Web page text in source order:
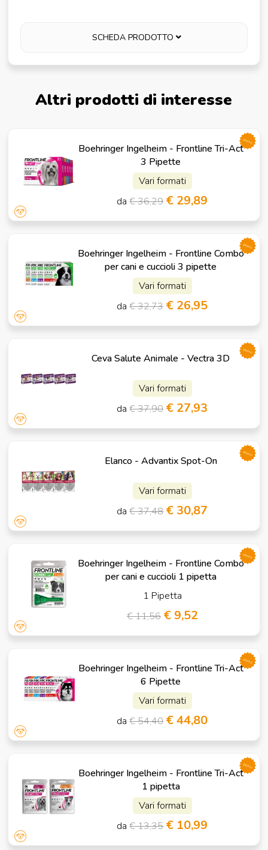
SCHEDA PRODOTTO
Altri prodotti di interesse
Boehringer Ingelheim - Frontline Tri-Act
3 Pipette
Vari formati
da€ 36,29 € 29,89
promo
Boehringer Ingelheim - Frontline Combo
per cani e cuccioli 3 pipette
Vari formati
da€ 32,73 € 26,95
promo
Ceva Salute Animale - Vectra 3D
Vari formati
da€ 37,90 € 27,93
promo
Elanco - Advantix Spot-On
Vari formati
da€ 37,48 € 30,87
promo
Boehringer Ingelheim - Frontline Combo
per cani e cuccioli 1 pipetta
1 Pipetta
€ 11,56 € 9,52
promo
Boehringer Ingelheim - Frontline Tri-Act
6 Pipette
Vari formati
da€ 54,40 € 44,80
promo
Boehringer Ingelheim - Frontline Tri-Act
1 pipetta
Vari formati
da€ 13,35 € 10,99
promo